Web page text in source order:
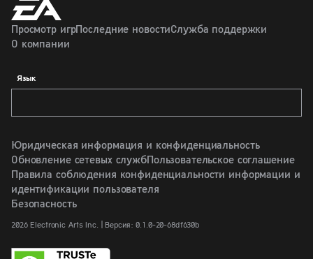
Просмотр игрПоследние новостиСлужба поддержки
О компании
Язык
Юридическая информация и конфиденциальность
Обновление сетевых службПользовательское соглашение
Правила соблюдения конфиденциальности информации и
идентификации пользователя
Безопасность
2026 Electronic Arts Inc. | Версия: 0.1.0-20-68df630b